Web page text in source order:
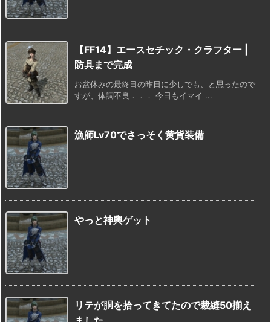
【FF14】エースセチック・クラフター |
防具まで完成
お盆休みの最終日の昨日に少しでも、と思ったので
すが、体調不良．．． 今日もイマイ ...
漁師Lv70でさっそく黄貨装備
やっと神輿ゲット
リテが胴を拾ってきてたので裁縫50揃え